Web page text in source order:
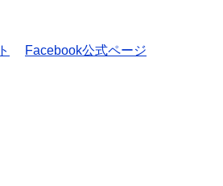
Facebook公式ページ